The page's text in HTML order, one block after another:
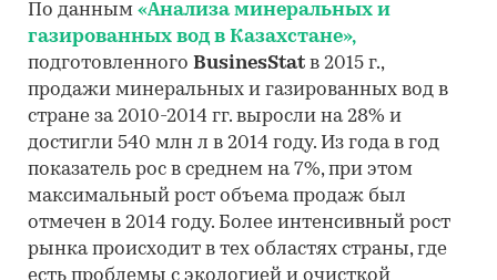
По данным «Анализа минеральных и
газированных вод в Казахстане»,
подготовленного BusinesStat в 2015 г.,
продажи минеральных и газированных вод в
стране за 2010-2014 гг. выросли на 28% и
достигли 540 млн л в 2014 году. Из года в год
показатель рос в среднем на 7%, при этом
максимальный рост объема продаж был
отмечен в 2014 году. Более интенсивный рост
рынка происходит в тех областях страны, где
есть проблемы с экологией и очисткой